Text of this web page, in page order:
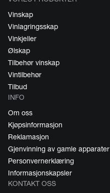
Vinskap
Vinlagringsskap
Vinkjeller
Ølskap
Tilbehør vinskap
Vintilbehør
Tilbud
INFO
Om oss
Kjøpsinformasjon
Reklamasjon
Gjenvinning av gamle apparater
Personvernerklæring
Informasjonskapsler
KONTAKT OSS